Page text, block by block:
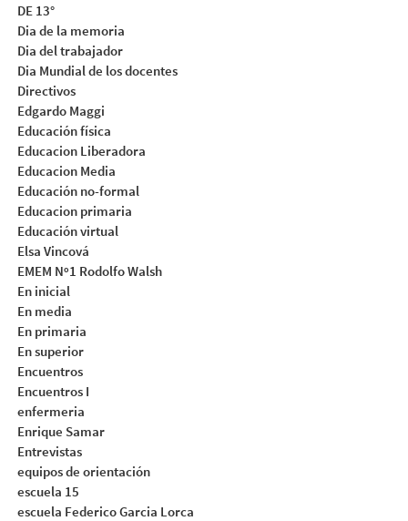
DE 13°
Dia de la memoria
Dia del trabajador
Dia Mundial de los docentes
Directivos
Edgardo Maggi
Educación física
Educacion Liberadora
Educacion Media
Educación no-formal
Educacion primaria
Educación virtual
Elsa Vincová
EMEM Nº1 Rodolfo Walsh
En inicial
En media
En primaria
En superior
Encuentros
Encuentros I
enfermeria
Enrique Samar
Entrevistas
equipos de orientación
escuela 15
escuela Federico Garcia Lorca